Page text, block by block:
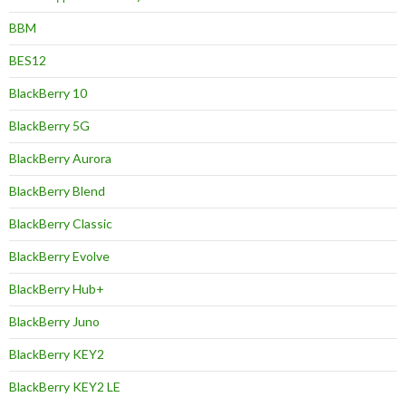
BBM
BES12
BlackBerry 10
BlackBerry 5G
BlackBerry Aurora
BlackBerry Blend
BlackBerry Classic
BlackBerry Evolve
BlackBerry Hub+
BlackBerry Juno
BlackBerry KEY2
BlackBerry KEY2 LE